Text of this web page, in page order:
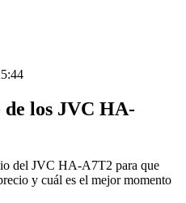
los JVC HA-
del JVC HA-A7T2 para que
y cuál es el mejor momento